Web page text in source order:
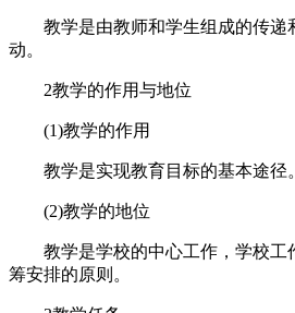
教学是由教师和学生组成的传递
动。
2教学的作用与地位
(1)教学的作用
教学是实现教育目标的基本途径。
(2)教学的地位
教学是学校的中心工作，学校工
筹安排的原则。